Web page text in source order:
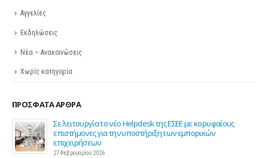
Αγγελίες
Εκδηλώσεις
Νέα – Ανακοινώσεις
Χωρίς κατηγορία
ΠΡΌΣΦΑΤΑ ΆΡΘΡΑ
Σε λειτουργία το νέο Helpdesk της ΕΣΕΕ με κορυφαίους
επιστήμονες για την υποστήριξη των εμπορικών
επιχειρήσεων
27 Φεβρουαρίου 2026